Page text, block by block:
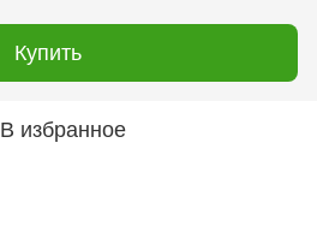
Купить
В избранное